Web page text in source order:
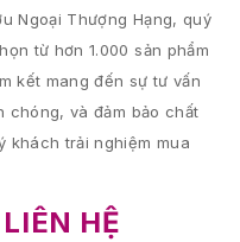
Ngoại Thượng Hạng, quý
từ hơn 1.000 sản phẩm
kết mang đến sự tư vấn
chóng, và đảm bảo chất
khách trải nghiệm mua
HỆ